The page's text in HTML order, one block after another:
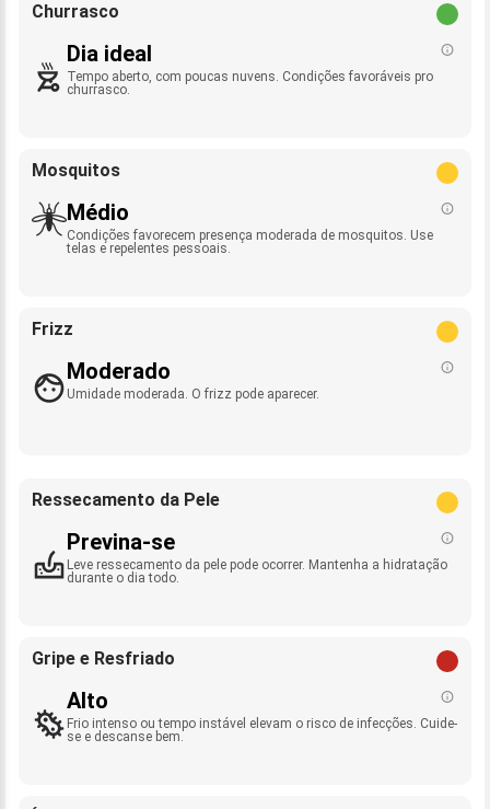
Churrasco
Dia ideal
Tempo aberto, com poucas nuvens. Condições favoráveis pro
churrasco.
Mosquitos
Médio
Condições favorecem presença moderada de mosquitos. Use
telas e repelentes pessoais.
Frizz
Moderado
Umidade moderada. O frizz pode aparecer.
Ressecamento da Pele
Previna-se
Leve ressecamento da pele pode ocorrer. Mantenha a hidratação
durante o dia todo.
Gripe e Resfriado
Alto
Frio intenso ou tempo instável elevam o risco de infecções. Cuide-
se e descanse bem.